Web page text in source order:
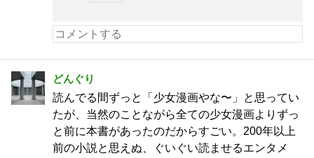
どんぐり
読んでる間ずっと「少女漫画やな〜」と思ってい
たが、当然のことながら全ての少女漫画よりずっ
と前に本書があったのだからすごい。200年以上
前の小説と思えぬ、ぐいぐい読ませるエンタメ